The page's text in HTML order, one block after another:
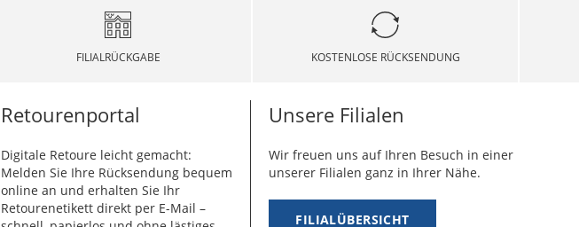
FILIALRÜCKGABE KOSTENLOSE RÜCKSENDUNG
Retourenportal
Digitale Retoure leicht gemacht:
Melden Sie Ihre Rücksendung bequem
online an und erhalten Sie Ihr
Retourenetikett direkt per E-Mail –
Unsere Filialen
Wir freuen uns auf Ihren Besuch in einer
unserer Filialen ganz in Ihrer Nähe.
FILIALÜBERSICHT